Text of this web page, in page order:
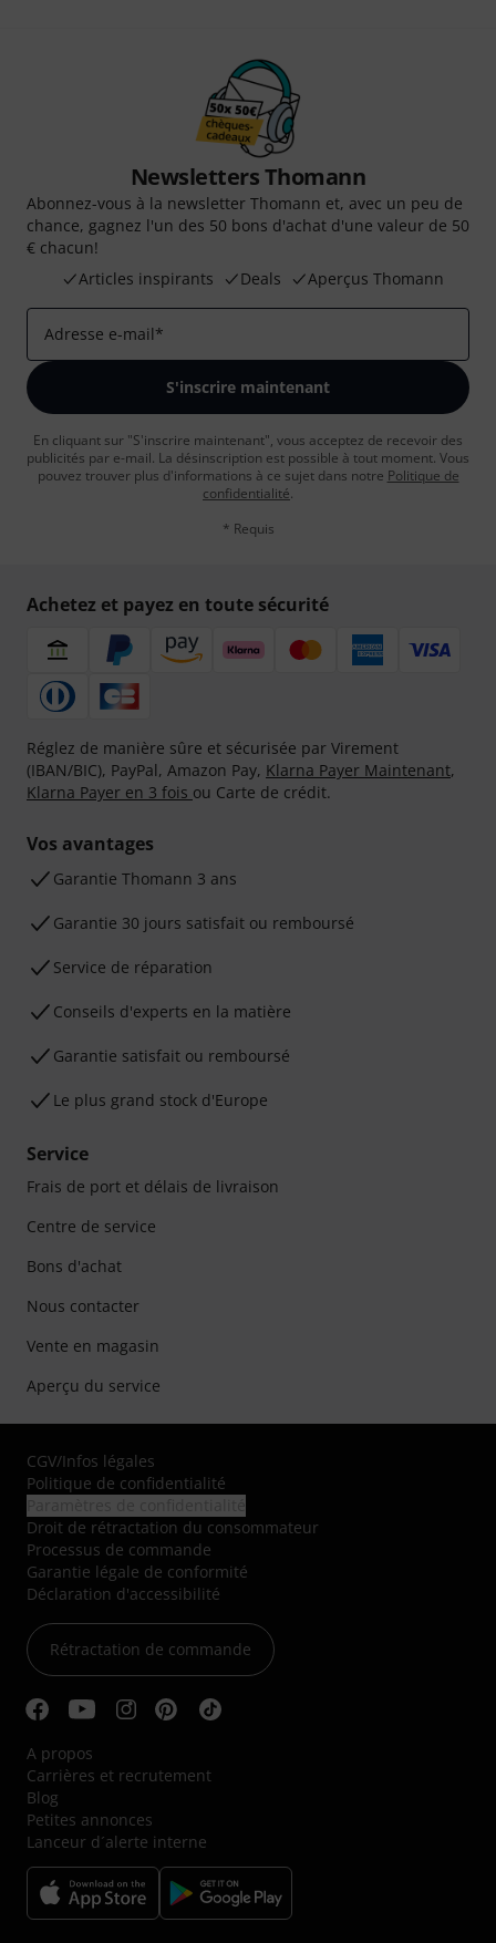
Newsletters Thomann
Abonnez-vous à la newsletter Thomann et, avec un peu de
chance, gagnez l'un des 50 bons d'achat d'une valeur de 50
€ chacun!
Articles inspirants
Deals Aperçus Thomann
Adresse e-mail*
S'inscrire maintenant
En cliquant sur "S'inscrire maintenant", vous acceptez de recevoir des
publicités par e-mail. La désinscription est possible à tout moment. Vous
pouvez trouver plus d'informations à ce sujet dans notre Politique de
confidentialité.
* Requis
Achetez et payez en toute sécurité
Réglez de manière sûre et sécurisée par Virement
(IBAN/BIC), PayPal, Amazon Pay, Klarna Payer Maintenant,
Klarna Payer en 3 fois ou Carte de crédit.
Vos avantages
Ga­ran­tie Thomann 3 ans
Garantie 30 jours satisfait ou remboursé
Service de réparation
Conseils d'experts en la matière
Garantie satisfait ou remboursé
Le plus grand stock d'Europe
Service
Frais de port et délais de livraison
Centre de service
Bons d'achat
Nous contacter
Vente en magasin
Aperçu du service
CGV/Infos légales
Politique de confidentialité
Droit de rétractation du consommateur
Processus de commande
Garantie légale de conformité
Déclaration d'accessibilité
Rétractation de commande
A propos
Carrières et recrutement
Blog
Petites annonces
Lanceur d´alerte interne